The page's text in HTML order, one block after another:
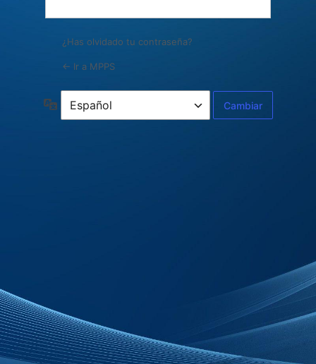
¿Has olvidado tu contraseña?
← Ir a MPPS
Idioma